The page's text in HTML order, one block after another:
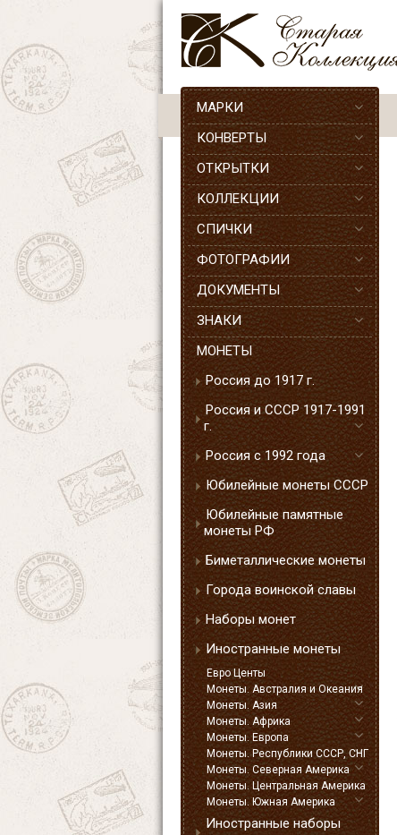
МАРКИ
КОНВЕРТЫ
ОТКРЫТКИ
КОЛЛЕКЦИИ
СПИЧКИ
ФОТОГРАФИИ
ДОКУМЕНТЫ
ЗНАКИ
МОНЕТЫ
Россия до 1917 г.
Россия и СССР 1917-1991
г.
Россия с 1992 года
Юбилейные монеты СССР
Юбилейные памятные
монеты РФ
Биметаллические монеты
Города воинской славы
Наборы монет
Иностранные монеты
Евро Центы
Монеты. Австралия и Океания
Монеты. Азия
Монеты. Африка
Монеты. Европа
Монеты. Республики СССР, СНГ
Монеты. Северная Америка
Монеты. Центральная Америка
Монеты. Южная Америка
Иностранные наборы